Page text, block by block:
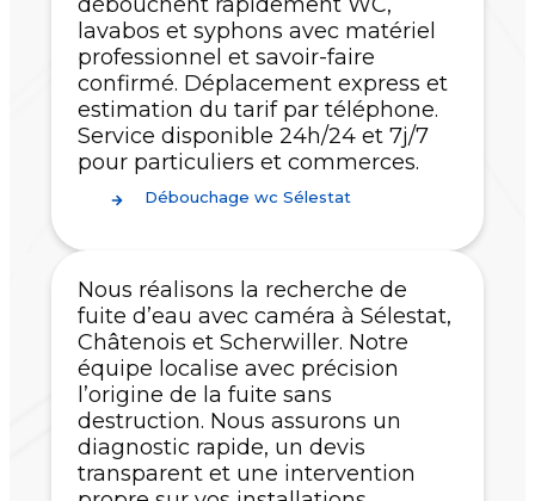
lavabos et syphons avec matériel
professionnel et savoir-faire
confirmé. Déplacement express et
estimation du tarif par téléphone.
Service disponible 24h/24 et 7j/7
pour particuliers et commerces.
Débouchage wc Sélestat
Nous réalisons la recherche de
fuite d’eau avec caméra à Sélestat,
Châtenois et Scherwiller. Notre
équipe localise avec précision
l’origine de la fuite sans
destruction. Nous assurons un
diagnostic rapide, un devis
transparent et une intervention